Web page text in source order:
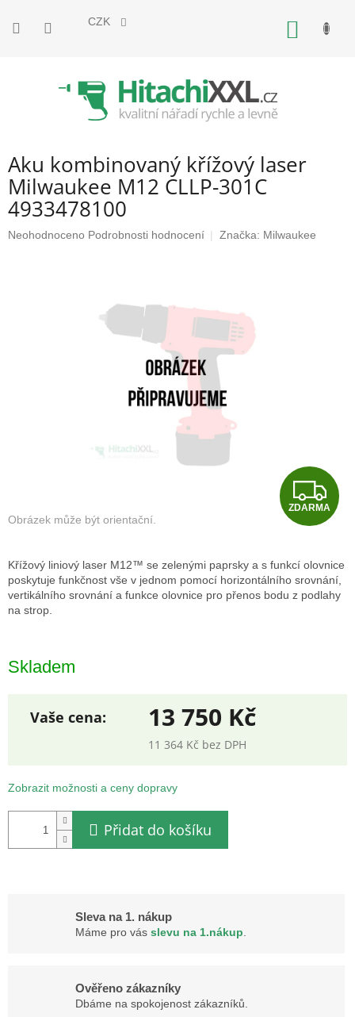
obsah
CZK
Aku kombinovaný křížový laser
Milwaukee M12 CLLP-301C
4933478100
Průměrné
Neohodnoceno Podrobnosti hodnocení Značka: Milwaukee
Z
D
A
R
ZDARMA
Křížový liniový laser M12™ se zelenými paprsky a s funkcí olovnice
poskytuje funkčnost vše v jednom pomocí horizontálního srovnání,
vertikálního srovnání a funkce olovnice pro přenos bodu z podlahy
na strop.
Skladem
13 750 Kč
11 364 Kč bez DPH
cena:
Zobrazit možnosti a ceny dopravy
Přidat do košíku
Sleva na 1. nákup
Máme pro vás slevu na 1.nákup
Ověřeno zákazníky
Dbáme na spokojenost zákazníků.